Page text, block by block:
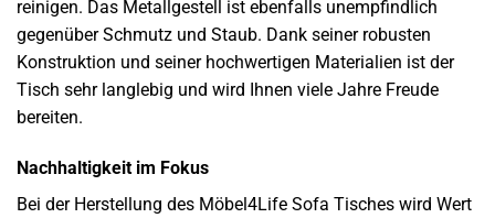
reinigen. Das Metallgestell ist ebenfalls unempfindlich
gegenüber Schmutz und Staub. Dank seiner robusten
Konstruktion und seiner hochwertigen Materialien ist der
Tisch sehr langlebig und wird Ihnen viele Jahre Freude
bereiten.
Nachhaltigkeit im Fokus
Bei der Herstellung des Möbel4Life Sofa Tisches wird Wert